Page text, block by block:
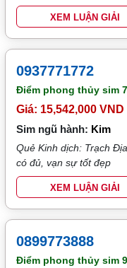
XEM LUẬN GIẢI
0937771772
Điểm phong thủy sim
Giá: 15,542,000 VND
Sim ngũ hành: Kim
Quẻ Kinh dịch: Trạch
có đủ, vạn sự tốt đẹp
XEM LUẬN GIẢI
0899773888
Điểm phong thủy sim